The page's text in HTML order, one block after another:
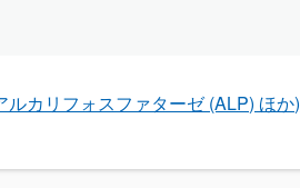
カリフォスファターゼ (ALP) ほか)